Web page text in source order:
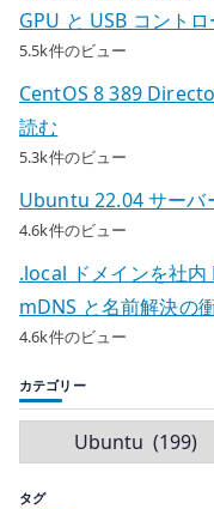
GPU と USB コント
5.5k件のビュー
CentOS 8 389
読む
5.3k件のビュー
Ubuntu 22.04 サーバ
4.6k件のビュー
.local ドメインを社内
mDNS と名前解決の
4.6k件のビュー
カテゴリー
タグ